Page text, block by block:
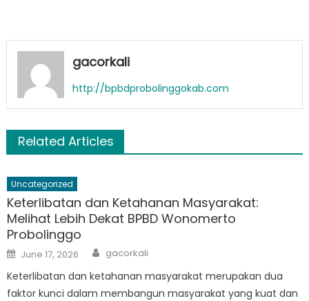
gacorkali
http://bpbdprobolinggokab.com
Related Articles
Uncategorized
Keterlibatan dan Ketahanan Masyarakat:
Melihat Lebih Dekat BPBD Wonomerto
Probolinggo
Posted
on
June 17, 2026 Author
gacorkali
Keterlibatan dan ketahanan masyarakat merupakan dua
faktor kunci dalam membangun masyarakat yang kuat dan